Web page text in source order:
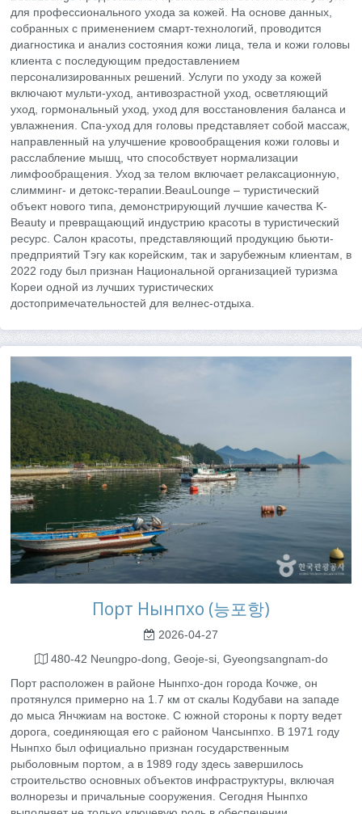
для профессионального ухода за кожей. На основе данных,
собранных с применением смарт-технологий, проводится
диагностика и анализ состояния кожи лица, тела и кожи головы
клиента с последующим предоставлением
персонализированных решений. Услуги по уходу за кожей
включают мульти-уход, антивозрастной уход, осветляющий
уход, гормональный уход, уход для восстановления баланса и
увлажнения. Спа-уход для головы представляет собой массаж,
направленный на улучшение кровообращения кожи головы и
расслабление мышц, что способствует нормализации
лимфообращения. Уход за телом включает релаксационную,
слимминг- и детокс-терапии.BeauLounge – туристический
объект нового типа, демонстрирующий лучшие качества K-
Beauty и превращающий индустрию красоты в туристический
ресурс. Салон красоты, представляющий продукцию бьюти-
предприятий Тэгу как корейским, так и зарубежным клиентам, в
2022 году был признан Национальной организацией туризма
Кореи одной из лучших туристических
достопримечательностей для велнес-отдыха.
Порт Нынпхо (능포항)
2026-04-27
480-42 Neungpo-dong, Geoje-si, Gyeongsangnam-do
Порт расположен в районе Нынпхо-дон города Кочже, он
протянулся примерно на 1.7 км от скалы Кодубави на западе
до мыса Янчжиам на востоке. С южной стороны к порту ведет
дорога, соединяющая его с районом Чансынпхо. В 1971 году
Нынпхо был официально признан государственным
рыболовным портом, а в 1989 году здесь завершилось
строительство основных объектов инфраструктуры, включая
волнорезы и причальные сооружения. Сегодня Нынпхо